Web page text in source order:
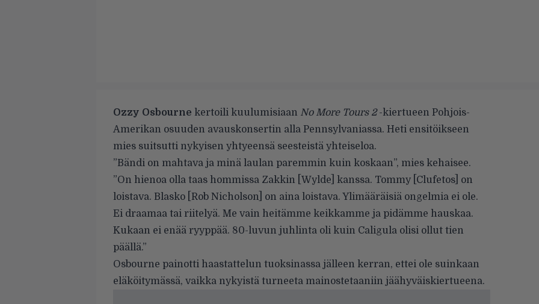
Ozzy Osbourne kertoili kuulumisiaan No More Tours 2-kiertueen Pohjois-
Amerikan osuuden avauskonsertin alla Pennsylvaniassa. Heti ensitöikseen
mies suitsutti nykyisen yhtyeensä seesteistä yhteiseloa.
”Bändi on mahtava ja minä laulan paremmin kuin koskaan”, mies kehaisee.
”On hienoa olla taas hommissa Zakkin [Wylde] kanssa. Tommy [Clufetos] on
loistava. Blasko [Rob Nicholson] on aina loistava. Ylimääräisiä ongelmia ei ole.
Ei draamaa tai riitelyä. Me vain heitämme keikkamme ja pidämme hauskaa.
Kukaan ei enää ryyppää. 80-luvun juhlinta oli kuin Caligula olisi ollut tien
päällä.”
Osbourne painotti haastattelun tuoksinassa jälleen kerran, ettei ole suinkaan
eläköitymässä, vaikka nykyistä turneeta mainostetaaniin jäähyväiskiertueena.